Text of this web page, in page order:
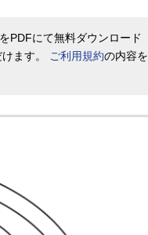
PDFにて無料ダウンロード
ます。 ご利用規約の内容を